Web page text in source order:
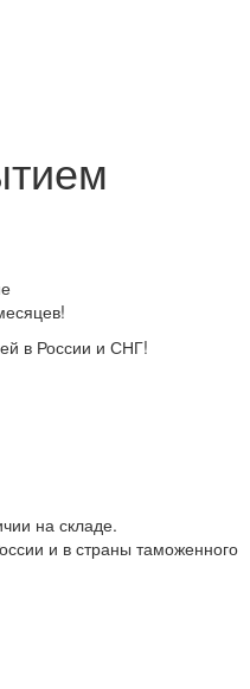
в России и СНГ!
на складе.
и в страны таможенного